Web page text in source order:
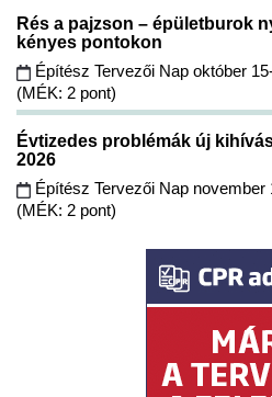
Rés a pajzson – épületburok
kényes pontokon
Építész Tervezői Nap október
(MÉK: 2 pont)
Évtizedes problémák új
2026
Építész Tervezői Nap november
(MÉK: 2 pont)